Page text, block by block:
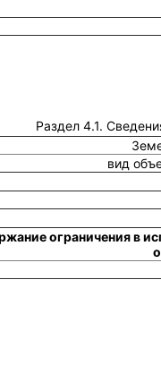
Раздел 4.1.
вид
ограничения в